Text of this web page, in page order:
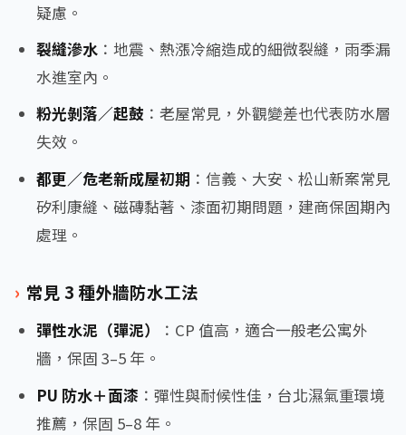
疑慮。
裂縫滲水：地震、熱漲冷縮造成的細微裂縫，雨季漏
水進室內。
粉光剝落／起鼓 ：老屋常見，外觀變差也代表防水層
失效。
都更／危老新成屋初期 ：信義、大安、松山新案常見
矽利康縫、磁磚黏著、漆面初期問題，建商保固期內
處理。
常見 3 種外牆防水工法
彈性水泥（彈泥）
：CP 值高，適合一般老公寓外
牆，保固 3–5 年。
PU 防水＋面漆 ：彈性與耐候性佳，台北濕氣重環境
推薦，保固 5–8 年。